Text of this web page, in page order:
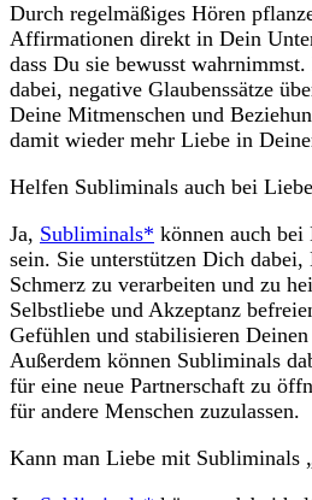
Durch regelmäßiges Hören
Affirmationen direkt in Dein
dass Du sie bewusst
dabei, negative Glaubenssätze
Deine Mitmenschen und
damit wieder mehr Liebe in
Helfen Subliminals auch bei
Ja, Subliminals* können auch
sein. Sie unterstützen Dich dabei,
Schmerz zu verarbeiten und zu
Selbstliebe und Akzeptanz
Gefühlen und stabilisieren
Außerdem können Subliminals
für eine neue Partnerschaft zu
für andere Menschen zuzulassen.
Kann man Liebe mit Subliminals